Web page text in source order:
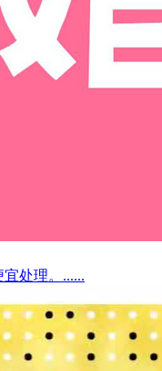
处理。......